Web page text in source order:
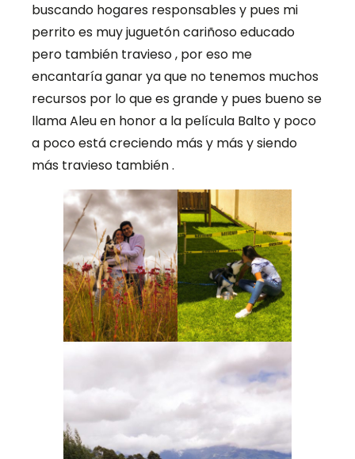
buscando hogares responsables y pues mi
perrito es muy juguetón cariñoso educado
pero también travieso , por eso me
encantaría ganar ya que no tenemos muchos
recursos por lo que es grande y pues bueno se
llama Aleu en honor a la película Balto y poco
a poco está creciendo más y más y siendo
más travieso también .